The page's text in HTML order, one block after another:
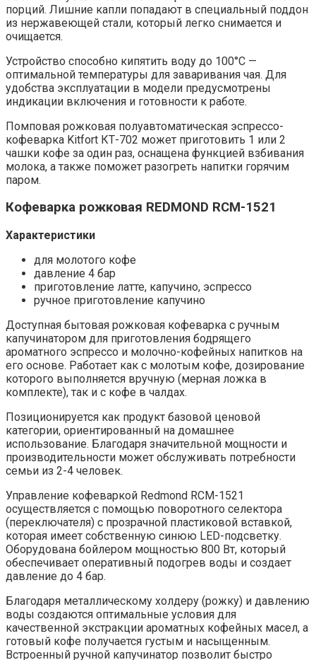
порций. Лишние капли попадают в специальный поддон
из нержавеющей стали, который легко снимается и
очищается.
Устройство способно кипятить воду до 100°С —
оптимальной температуры для заваривания чая. Для
удобства эксплуатации в модели предусмотрены
индикации включения и готовности к работе.
Помповая рожковая полуавтоматическая эспрессо-
кофеварка Kitfort КТ-702 может приготовить 1 или 2
чашки кофе за один раз, оснащена функцией взбивания
молока, а также поможет разогреть напитки горячим
паром.
Кофеварка рожковая REDMOND RCM-1521
Характеристики
для молотого кофе
давление 4 бар
приготовление латте, капучино, эспрессо
ручное приготовление капучино
Доступная бытовая рожковая кофеварка с ручным
капучинатором для приготовления бодрящего
ароматного эспрессо и молочно-кофейных напитков на
его основе. Работает как с молотым кофе, дозирование
которого выполняется вручную (мерная ложка в
комплекте), так и с кофе в чалдах.
Позиционируется как продукт базовой ценовой
категории, ориентированный на домашнее
использование. Благодаря значительной мощности и
производительности может обслуживать потребности
семьи из 2-4 человек.
Управление кофеваркой Redmond RCM-1521
осуществляется с помощью поворотного селектора
(переключателя) с прозрачной пластиковой вставкой,
которая имеет собственную синюю LED-подсветку.
Оборудована бойлером мощностью 800 Вт, который
обеспечивает оперативный подогрев воды и создает
давление до 4 бар.
Благодаря металлическому холдеру (рожку) и давлению
воды создаются оптимальные условия для
качественной экстракции ароматных кофейных масел, а
готовый кофе получается густым и насыщенным.
Встроенный ручной капучинатор позволит быстро